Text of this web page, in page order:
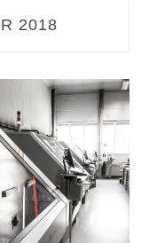
2018